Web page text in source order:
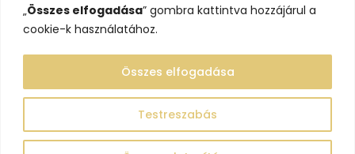
„Összes elfogadása” gombra kattintva hozzájárul a
cookie-k használatához.
Testreszabás
Összes elfogadása
@2023 - www.lelepo.hu. Minden jog fenntartva.